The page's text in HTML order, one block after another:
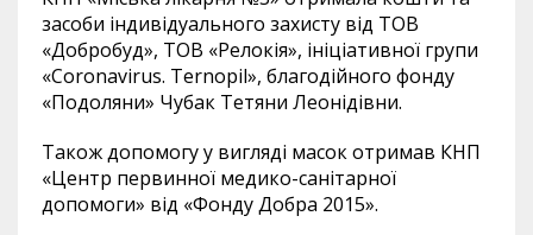
засоби індивідуального захисту від ТОВ
«Добробуд», ТОВ «Релокія», ініціативної групи
«Coronavirus. Ternopil», благодійного фонду
«Подоляни» Чубак Тетяни Леонідівни.
Також допомогу у вигляді масок отримав КНП
«Центр первинної медико-санітарної
допомоги» від «Фонду Добра 2015».